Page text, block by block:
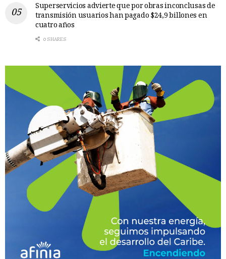
Superservicios advierte que por obras inconclusas de
transmisión usuarios han pagado $24,9 billones en
cuatro años
0 SHARES